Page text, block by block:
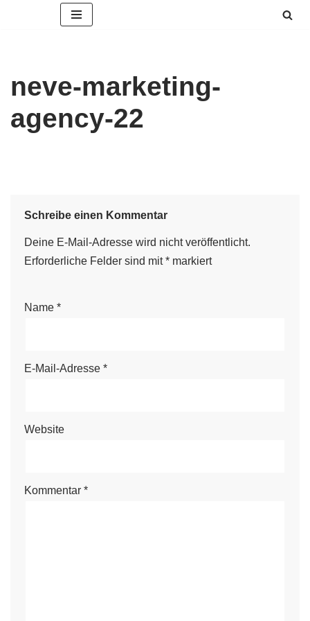
neve-marketing-
agency-22
Schreibe einen Kommentar
Deine E-Mail-Adresse wird nicht veröffentlicht.
Erforderliche Felder sind mit* markiert
Name *
E-Mail-Adresse *
Website
Kommentar *